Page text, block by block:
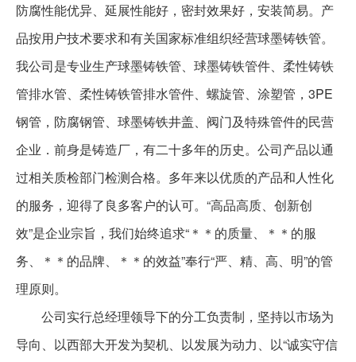
防腐性能优异、延展性能好，密封效果好，安装简易。产
品按用户技术要求和有关国家标准组织经营球墨铸铁管。
我公司是专业生产球墨铸铁管、球墨铸铁管件、柔性铸铁
管排水管、柔性铸铁管排水管件、螺旋管、涂塑管，3PE
钢管，防腐钢管、球墨铸铁井盖、阀门及特殊管件的民营
企业．前身是铸造厂，有二十多年的历史。公司产品以通
过相关质检部门检测合格。多年来以优质的产品和人性化
的服务，迎得了良多客户的认可。“高品高质、创新创
效”是企业宗旨，我们始终追求“＊＊的质量、＊＊的服
务、＊＊的品牌、＊＊的效益”奉行“严、精、高、明”的管
理原则。
公司实行总经理领导下的分工负责制，坚持以市场为
导向、以西部大开发为契机、以发展为动力、以“诚实守信